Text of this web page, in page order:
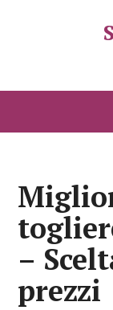
–
prezzi